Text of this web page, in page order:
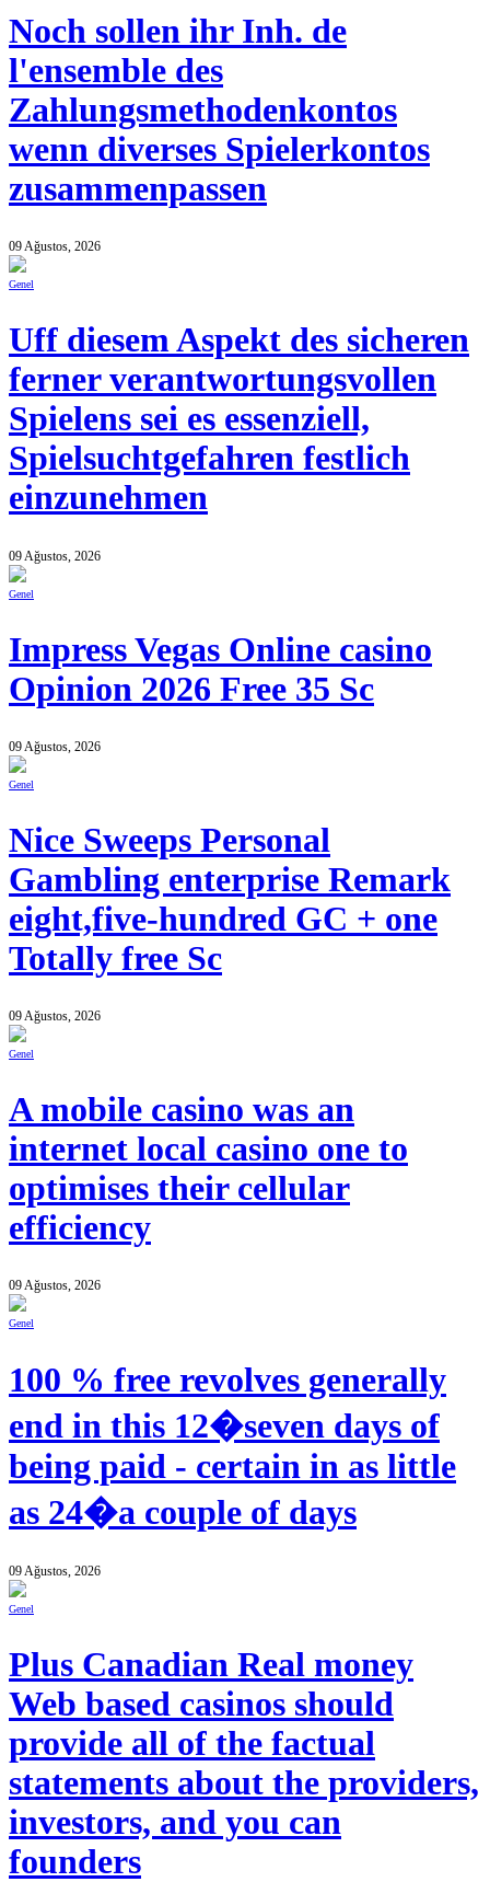
Noch sollen ihr Inh. de
l'ensemble des
Zahlungsmethodenkontos
wenn diverses Spielerkontos
zusammenpassen
09 Ağustos, 2026
Genel
Uff diesem Aspekt des sicheren
ferner verantwortungsvollen
Spielens sei es essenziell,
Spielsuchtgefahren festlich
einzunehmen
09 Ağustos, 2026
Genel
Impress Vegas Online casino
Opinion 2026 Free 35 Sc
09 Ağustos, 2026
Genel
Nice Sweeps Personal
Gambling enterprise Remark
eight,five-hundred GC + one
Totally free Sc
09 Ağustos, 2026
Genel
A mobile casino was an
internet local casino one to
optimises their cellular
efficiency
09 Ağustos, 2026
Genel
100 % free revolves generally
end in this 12�seven days of
being paid - certain in as little
as 24�a couple of days
09 Ağustos, 2026
Genel
Plus Canadian Real money
Web based casinos should
provide all of the factual
statements about the providers,
investors, and you can
founders